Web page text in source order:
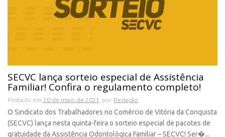
SECVC lança sorteio especial de Assistência
Familiar! Confira o regulamento completo!
Postado em 20 de maio de 2021 por Redação
O Sindicato dos Trabalhadores no Comércio de Vitória da Conquista
(SECVC) lança nesta quinta-feira o sorteio especial de pacotes de
gratuidade da Assistência Odontológica Familiar – SECVC! Ser�...